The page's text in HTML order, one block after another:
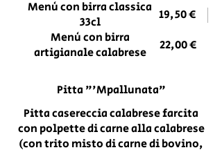
Menù con birra classica
33cl
19,50 €
Menù con birra
artigianale calabrese
22,00 €
Pitta "'Mpallunata"
Pitta casereccia calabrese farcita
con polpette di carne alla calabrese
(con trito misto di carne di bovino,